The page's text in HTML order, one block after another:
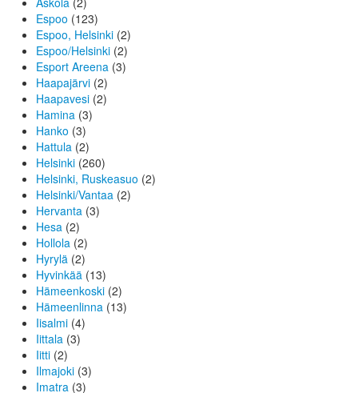
Espoo (123)
Espoo, Helsinki (2)
Espoo/Helsinki (2)
Esport Areena (3)
Haapajärvi (2)
Haapavesi (2)
Hamina (3)
Hanko (3)
Hattula (2)
Helsinki (260)
Helsinki, Ruskeasuo (2)
Helsinki/Vantaa (2)
Hervanta (3)
Hesa (2)
Hollola (2)
Hyrylä (2)
Hyvinkää (13)
Hämeenkoski (2)
Hämeenlinna (13)
Iisalmi (4)
Iittala (3)
Iitti (2)
Ilmajoki (3)
Imatra (3)